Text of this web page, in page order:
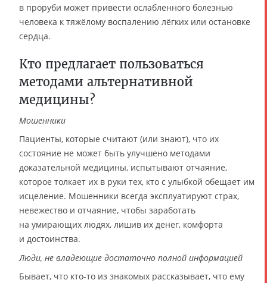
в проруби может привести ослабленного болезнью
человека к тяжёлому воспалению лёгких или остановке
сердца.
Кто предлагает пользоваться
методами альтернативной
медицины?
Мошенники
Пациенты, которые считают (или знают), что их
состояние не может быть улучшено методами
доказательной медицины, испытывают отчаяние,
которое толкает их в руки тех, кто с улыбкой обещает им
исцеление. Мошенники всегда эксплуатируют страх,
невежество и отчаяние, чтобы заработать
на умирающих людях, лишив их денег, комфорта
и достоинства.
Люди, не владеющие достаточно полной информацией
Бывает, что кто-то из знакомых рассказывает, что ему